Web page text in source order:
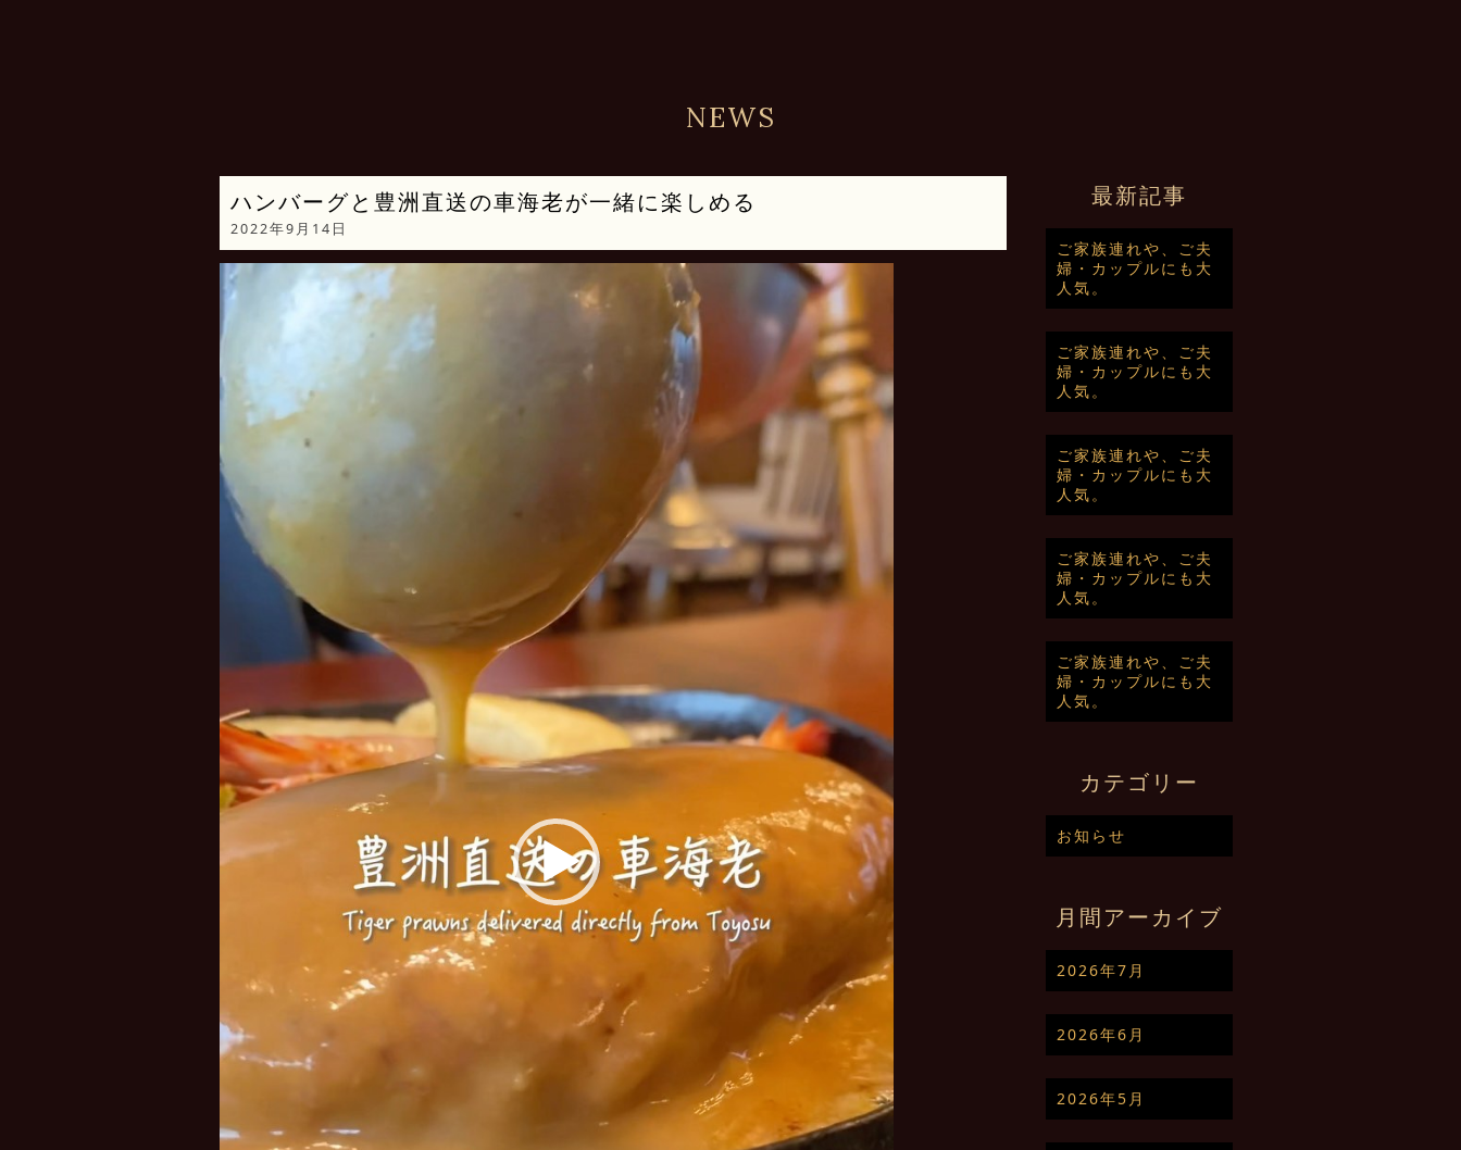
NEWS
ハンバーグと豊洲直送の車海老が一緒に楽しめる
2022年9月14日
動
画
プ
レ
ー
最新記事
ご家族連れや、ご夫
婦・カップルにも大
人気。
ご家族連れや、ご夫
婦・カップルにも大
人気。
ご家族連れや、ご夫
婦・カップルにも大
人気。
ご家族連れや、ご夫
婦・カップルにも大
人気。
ご家族連れや、ご夫
婦・カップルにも大
人気。
カテゴリー
お知らせ
月間アーカイブ
2026年7月
2026年6月
2026年5月